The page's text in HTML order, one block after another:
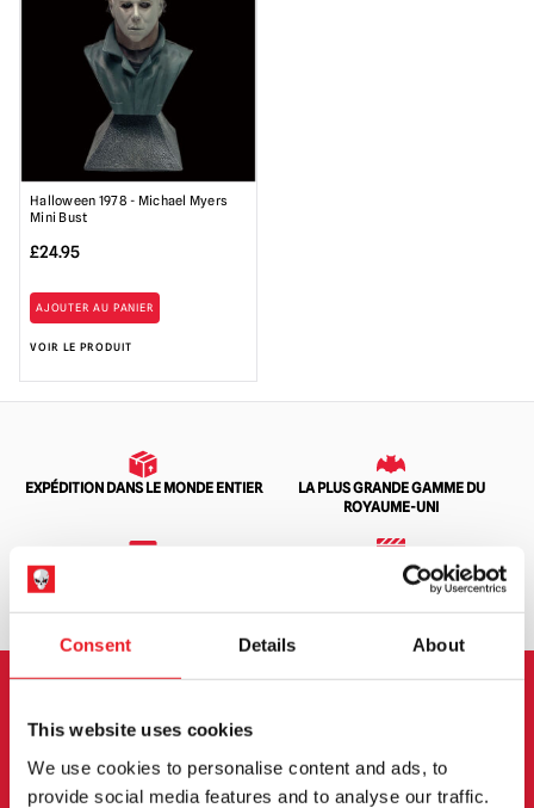
Consent Details About
This website uses cookies
We use cookies to personalise content and ads, to
provide social media features and to analyse our traffic.
Halloween 1978 - Michael Myers
Mini Bust
£24.95
AJOUTER AU PANIER
VOIR LE PRODUIT
EXPÉDITION DANS LE MONDE ENTIER
LA PLUS GRANDE GAMME DU
ROYAUME-UNI
DEMANDES SUR MESURE
INSCRIPTION AU BULLETIN
D'INFORMATION